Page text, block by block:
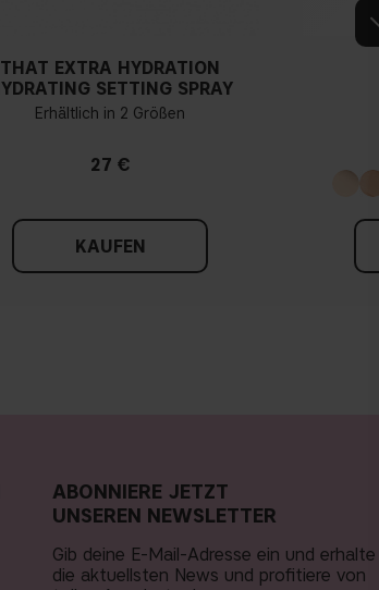
THAT EXTRA HYDRATION
SETTING SPRAY
Erhältlich in 2 Größen
27 €
KAUFEN
ABONNIERE JETZT
UNSEREN NEWSLETTER
Gib deine E-Mail-Adresse ein und erhalte
die aktuellsten News und profitiere von